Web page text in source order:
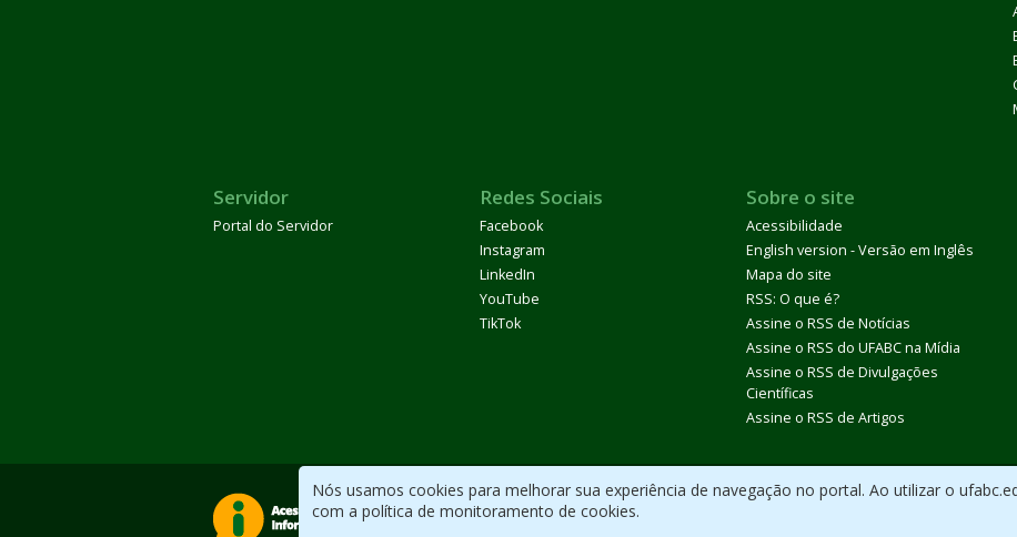
Nós usamos cookies para melhorar sua experiência de navegação no portal. Ao utilizar o
com a política de monitoramento de cookies.
Servidor
Portal do Servidor
Redes Sociais
Facebook
Instagram
LinkedIn
YouTube
TikTok
Sobre o site
Acessibilidade
English version - Versão em Inglês
Mapa do site
RSS: O que é?
Assine o RSS de Notícias
Assine o RSS do UFABC na Mídia
Assine o RSS de Divulgações
Científicas
Assine o RSS de Artigos